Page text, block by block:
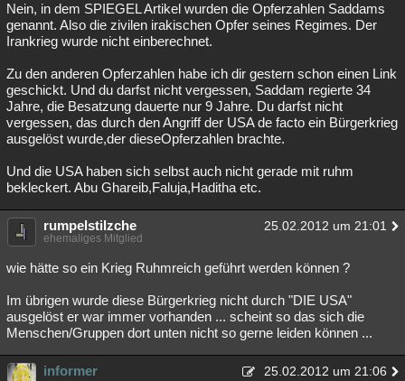
Nein, in dem SPIEGEL Artikel wurden die Opferzahlen Saddams
genannt. Also die zivilen irakischen Opfer seines Regimes. Der
Irankrieg wurde nicht einberechnet.
Zu den anderen Opferzahlen habe ich dir gestern schon einen Link
geschickt. Und du darfst nicht vergessen, Saddam regierte 34
Jahre, die Besatzung dauerte nur 9 Jahre. Du darfst nicht
vergessen, das durch den Angriff der USA de facto ein Bürgerkrieg
ausgelöst wurde,der dieseOpferzahlen brachte.
Und die USA haben sich selbst auch nicht gerade mit ruhm
bekleckert. Abu Ghareib,Faluja,Haditha etc.
rumpelstilzche 25.02.2012 um 21:01
ehemaliges Mitglied
wie hätte so ein Krieg Ruhmreich geführt werden können ?
Im übrigen wurde diese Bürgerkrieg nicht durch "DIE USA"
ausgelöst er war immer vorhanden ... scheint so das sich die
Menschen/Gruppen dort unten nicht so gerne leiden können ...
informer 25.02.2012 um 21:06